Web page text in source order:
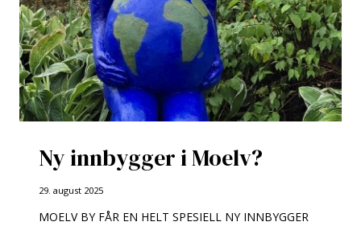
Ny innbygger i Moelv?
29. august 2025
MOELV BY FÅR EN HELT SPESIELL NY INNBYGGER